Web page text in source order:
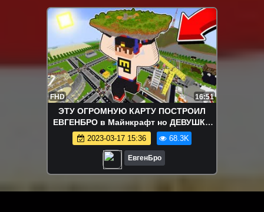
FHD 16:51
ЭТУ ОГРОМНУЮ КАРТУ ПОСТРОИЛ
ЕВГЕНБРО в Майнкрафт но ДЕВУШКА
НУБ И ПРО ВИДЕО ТРОЛЛИНГ
MINECRAFT
2023-03-17 15:36 68.3K
ЕвгенБро